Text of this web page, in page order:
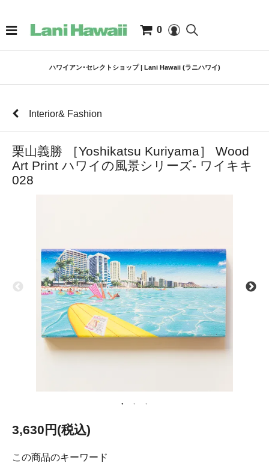
0
ハワイアン･セレクトショップ | Lani Hawaii (ラニハワイ)
Interior& Fashion
栗山義勝 ［Yoshikatsu Kuriyama］ Wood
Art Print ハワイの風景シリーズ- ワイキキ
028
3,630円(税込)
この商品のキーワード